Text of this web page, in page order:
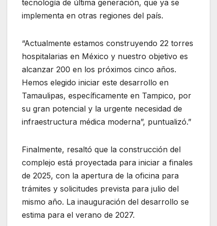
tecnología de última generación, que ya se
implementa en otras regiones del país.
“Actualmente estamos construyendo 22 torres
hospitalarias en México y nuestro objetivo es
alcanzar 200 en los próximos cinco años.
Hemos elegido iniciar este desarrollo en
Tamaulipas, específicamente en Tampico, por
su gran potencial y la urgente necesidad de
infraestructura médica moderna”, puntualizó.”
Finalmente, resaltó que la construcción del
complejo está proyectada para iniciar a finales
de 2025, con la apertura de la oficina para
trámites y solicitudes prevista para julio del
mismo año. La inauguración del desarrollo se
estima para el verano de 2027.